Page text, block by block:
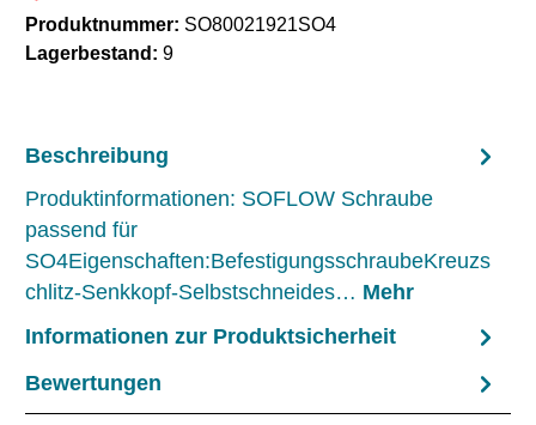
Produktnummer: SO80021921SO4
Lagerbestand: 9
Beschreibung
Produktinformationen: SOFLOW Schraube
passend für
SO4Eigenschaften:BefestigungsschraubeKreuzs
chlitz-Senkkopf-Selbstschneides… Mehr
Informationen zur Produktsicherheit
Bewertungen